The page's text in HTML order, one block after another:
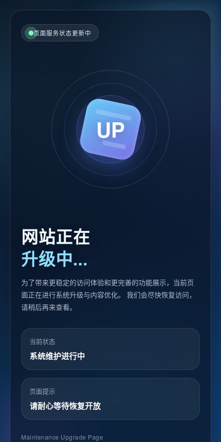
页面服务状态更新中
网站正在
升级中...
为了带来更稳定的访问体验和更完善的功能展示，当前页
面正在进行系统升级与内容优化。 我们会尽快恢复访问，
请稍后再来查看。
当前状态
系统维护进行中
页面提示
请耐心等待恢复开放
Maintenance Upgrade Page
UP